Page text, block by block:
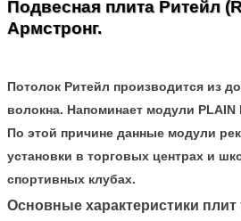
Подвесная плита Ритейл
Армстронг.
Потолок Ритейл производится из
волокна. Напоминает модули PLAIN
По этой причине данные модули
установки в торговых центрах и
спортивных клубах.
Основные характеристики плит